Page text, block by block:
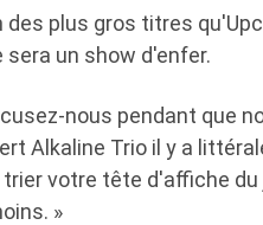
des plus gros titres
un show d'enfer.
nous pendant que
Alkaline Trio il y a
votre tête d'affiche du
»